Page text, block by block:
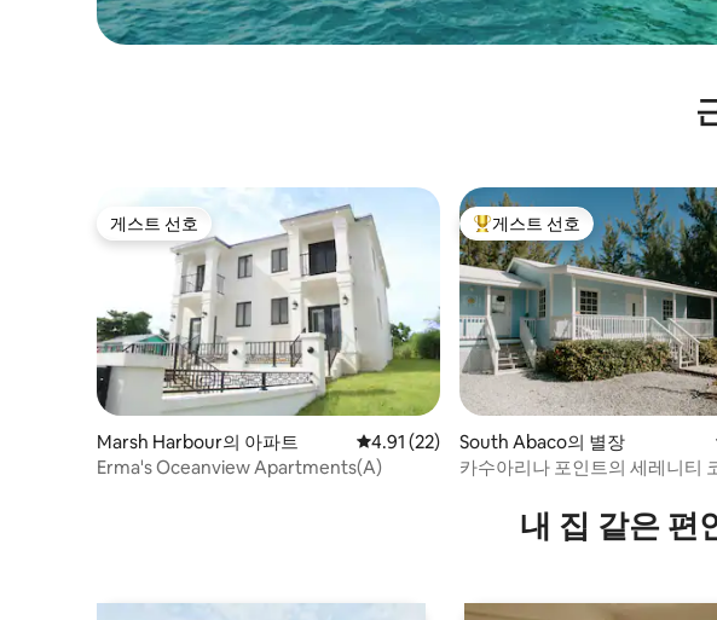
게스트 선호
게스트 선호
Marsh Harbour의 아파트 평점 4.91점(5점 만점), 후기 22개
4.91 (22)
Erma's Oceanview Apartments(A)
상위 게스트 선호
게스트 선호
South Abaco의 별장
카수아리나 포인트의 세레니티
내 집 같은 편